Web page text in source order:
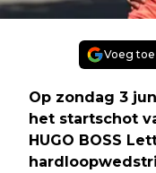
Voeg
Op zondag 3
het startschot
HUGO BOSS